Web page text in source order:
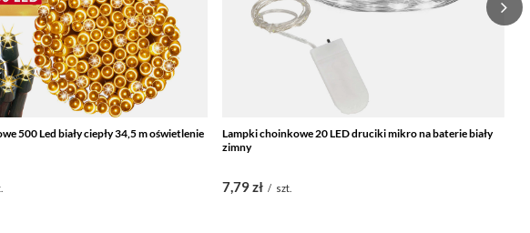
500 Led biały ciepły 34,5 m oświetlenie
Lampki choinkowe 20 LED druciki mikro na baterie biały
zimny
7,79 zł / szt.